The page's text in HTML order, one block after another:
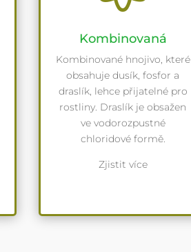
Kombinovaná
Kombinované hnojivo, které
obsahuje dusík, fosfor a
draslík, lehce přijatelné pro
rostliny. Draslík je obsažen
ve vodorozpustné
chloridové formě.
Zjistit více